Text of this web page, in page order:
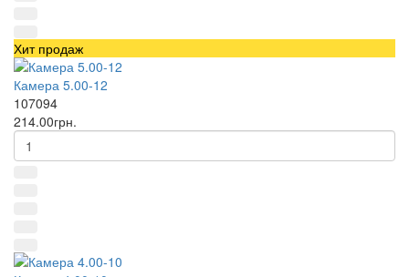
Хит продаж
Камера 5.00-12
107094
214.00грн.